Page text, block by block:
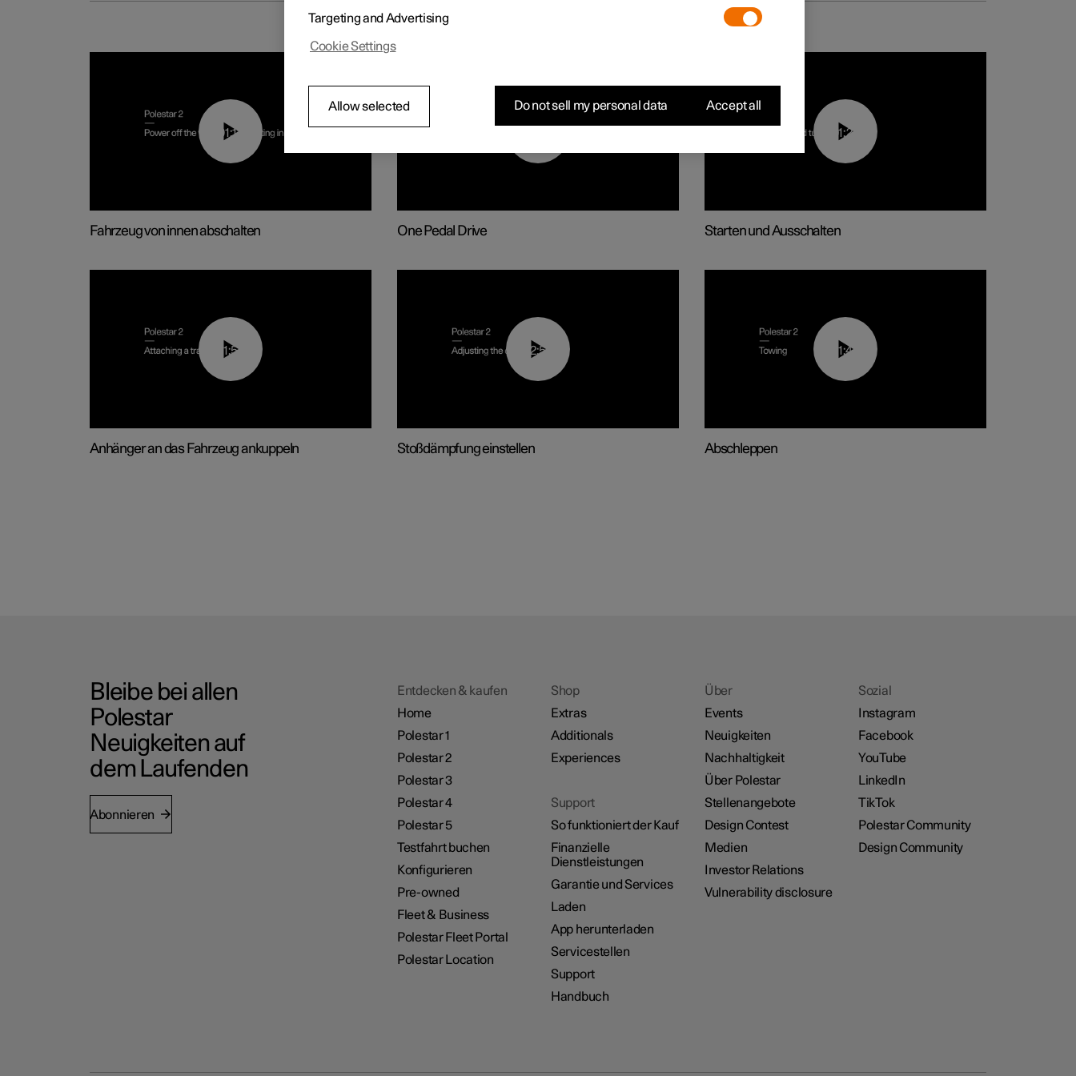
01:12
Fahrzeug von innen abschalten One Pedal Drive
01:24
Starten und Ausschalten
01:55
Anhänger an das Fahrzeug ankuppeln
02:59
Stoßdämpfung einstellen
01:43
Abschleppen
Bleibe bei allen
Polestar
Neuigkeiten auf
dem Laufenden
Abonnieren
Entdecken & kaufen
Home
Polestar 1
Polestar 2
Polestar 3
Polestar 4
Polestar 5
Testfahrt buchen
Konfigurieren
Pre-owned
Fleet & Business
Polestar Fleet Portal
Polestar Location
Shop
Extras
Additionals
Experiences
Support
So funktioniert der Kauf
Finanzielle
Dienstleistungen
Garantie und Services
Laden
App herunterladen
Servicestellen
Support
Handbuch
Über
Events
Neuigkeiten
Nachhaltigkeit
Über Polestar
Stellenangebote
Design Contest
Medien
Investor Relations
Vulnerability disclosure
Sozial
Instagram
Facebook
YouTube
LinkedIn
TikTok
Polestar Community
Design Community
Targeting and Advertising
Cookie Settings
Allow selected Do not sell my personal data Accept all